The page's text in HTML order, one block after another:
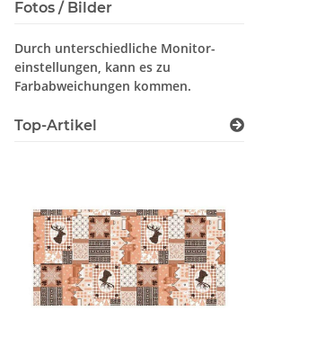
Fotos / Bilder
Durch unterschiedliche Monitor-
einstellungen, kann es zu
Farbabweichungen kommen.
Top-Artikel